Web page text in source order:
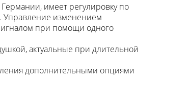
имеет регулировку по
Управление изменением
при помощи одного
актуальные при длительной
дополнительными опциями